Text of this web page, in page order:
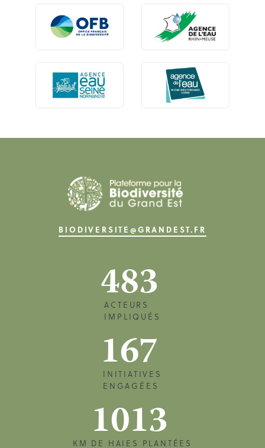
BIODIVERSITE@GRANDEST.FR
483
ACTEURS
IMPLIQUÉS
167
INITIATIVES
ENGAGÉES
1013
KM DE HAIES PLANTÉES